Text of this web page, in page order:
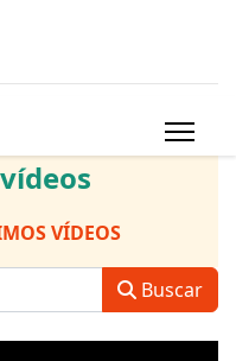
VÍDEOS
Buscar